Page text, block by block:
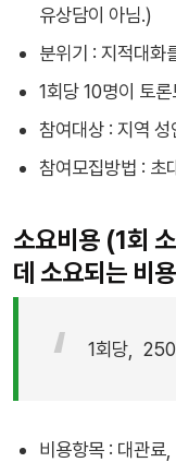
유상담이 아님.)
분위기 : 지적대화
1회당 10명이 토
참여대상 : 지역
참여모집방법 : 초
소요비용 (1회
데 소요되는 비
1회당, 250
비용항목 : 대관료